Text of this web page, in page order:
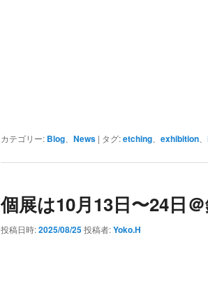
カテゴリー: Blog News | タグ:etching exhibition
個展は10月13日〜24日
投稿日時:2025/08/25投稿者:Yoko.H